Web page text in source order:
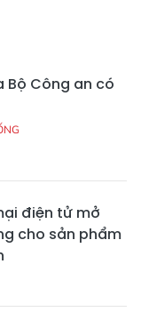
Bộ Công an có
điện tử mở
cho sản phẩm